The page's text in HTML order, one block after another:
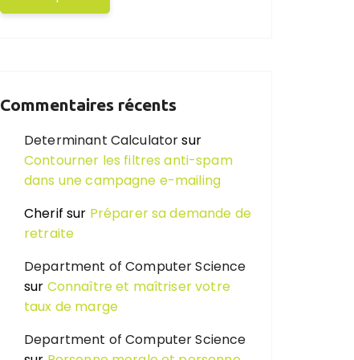
Commentaires récents
Determinant Calculatorsur
Contourner les filtres anti-spam
dans une campagne e-mailing
Cherif sur Préparer sa demande de
retraite
Department of Computer Science
sur Connaître et maîtriser votre
taux de marge
Department of Computer Science